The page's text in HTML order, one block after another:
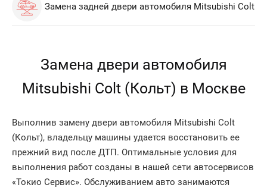
Замена задней двери автомобиля Mitsubishi Colt
Замена двери автомобиля
Mitsubishi Colt (Кольт) в Москве
Выполнив замену двери автомобиля Mitsubishi Colt
(Кольт), владельцу машины удается восстановить ее
прежний вид после ДТП. Оптимальные условия для
выполнения работ созданы в нашей сети автосервисов
«Токио Сервис». Обслуживанием авто занимаются